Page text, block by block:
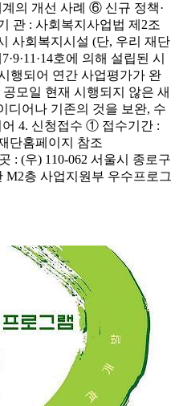
의 개선 사례 ⑥ 신규 정책·
관 : 사회복지사업법 제2조
사회복지시설 (단, 우리 재단
호에 의해 설립된 시
행되어 연간 사업평가가 완
모일 현재 시행되지 않은 새
디어나 기존의 것을 보완, 수
4. 신청접수 ① 접수기간 :
단홈페이지 참조
: (우) 110-062 서울시 종로구
M2층 사업지원부 우수프로그